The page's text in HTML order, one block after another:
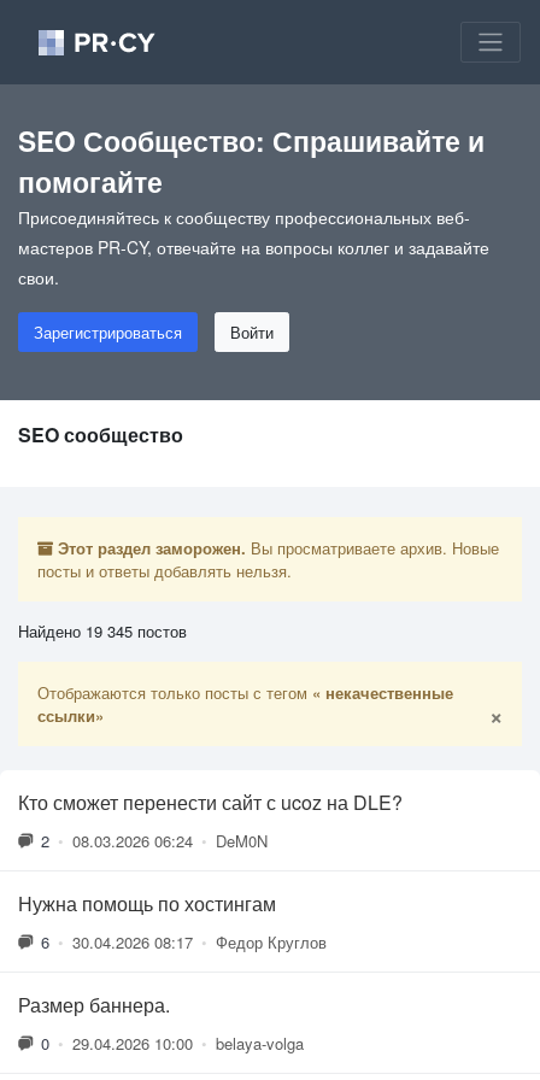
SEO Сообщество: Спрашивайте и
помогайте
Присоединяйтесь к сообществу профессиональных веб-
мастеров PR-CY, отвечайте на вопросы коллег и задавайте
свои.
Зарегистрироваться Войти
SEO сообщество
Этот раздел заморожен. Вы просматриваете архив. Новые
посты и ответы добавлять нельзя.
Найдено 19 345 постов
Отображаются только посты с тегом « некачественные
ссылки»
×
Кто сможет перенести сайт с ucoz на DLE?
2 • 08.03.2026 06:24 • DeM0N
Нужна помощь по хостингам
6 • 30.04.2026 08:17 • Федор Круглов
Размер баннера.
0 • 29.04.2026 10:00 • belaya-volga